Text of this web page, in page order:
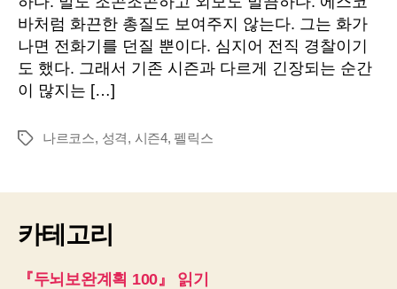
바처럼 화끈한 총질도 보여주지 않는다. 그는 화가
나면 전화기를 던질 뿐이다. 심지어 전직 경찰이기
도 했다. 그래서 기존 시즌과 다르게 긴장되는 순간
이 많지는 […]
태
나르코스, 성격, 시즌4, 펠릭스
카테고리
『두뇌보완계획 100』 읽기